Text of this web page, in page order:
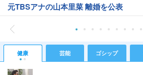
元TBSアナの山本里菜 離婚を公表
健康 芸能 ゴシップ